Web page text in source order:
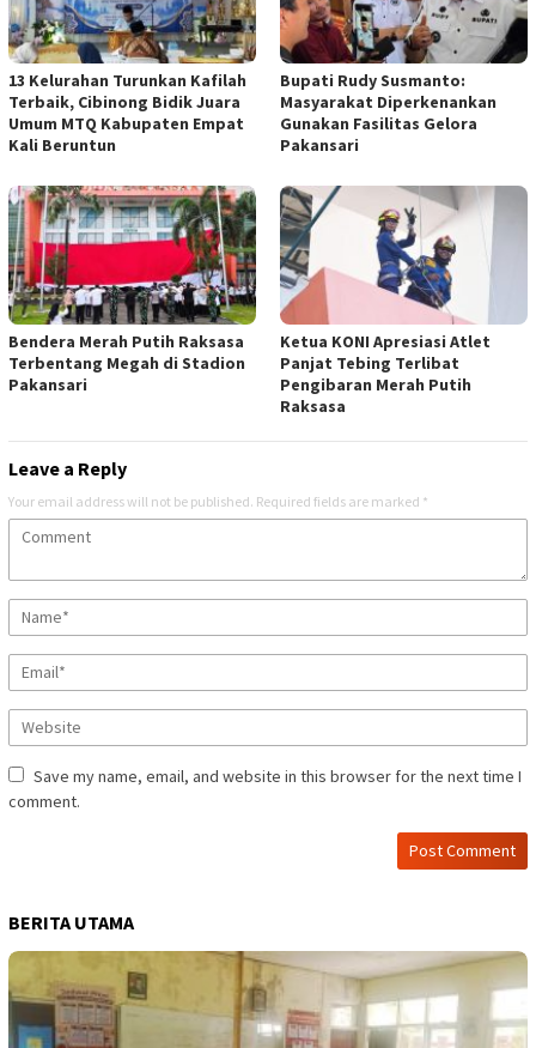
13 Kelurahan Turunkan Kafilah
Terbaik, Cibinong Bidik Juara
Umum MTQ Kabupaten Empat
Kali Beruntun
Bupati Rudy Susmanto:
Masyarakat Diperkenankan
Gunakan Fasilitas Gelora
Pakansari
Bendera Merah Putih Raksasa
Terbentang Megah di Stadion
Pakansari
Ketua KONI Apresiasi Atlet
Panjat Tebing Terlibat
Pengibaran Merah Putih
Raksasa
Leave a Reply
Your email address will not be published. Required fields are marked *
Save my name, email, and website in this browser for the next time I
comment.
BERITA UTAMA